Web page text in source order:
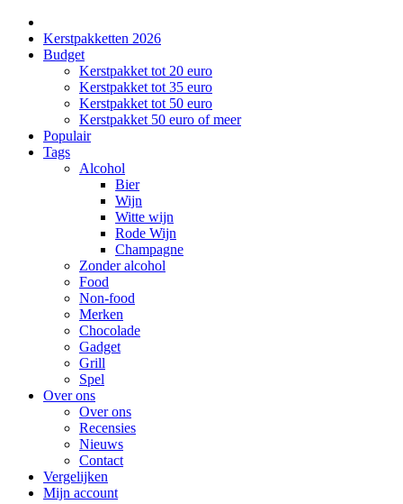
Kerstpakketten 2026
Budget
Kerstpakket tot 20 euro
Kerstpakket tot 35 euro
Kerstpakket tot 50 euro
Kerstpakket 50 euro of meer
Populair
Tags
Alcohol
Bier
Wijn
Witte wijn
Rode Wijn
Champagne
Zonder alcohol
Food
Non-food
Merken
Chocolade
Gadget
Grill
Spel
Over ons
Over ons
Recensies
Nieuws
Contact
Vergelijken
Mijn account